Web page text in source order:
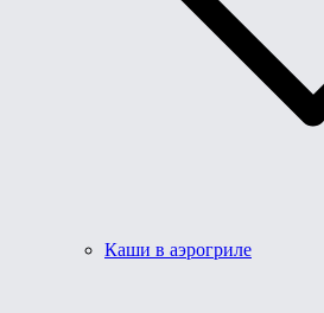
Каши в аэрогриле